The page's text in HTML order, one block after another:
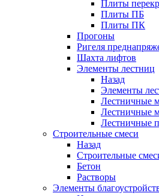
Плиты
Плиты ПБ
Плиты ПК
Прогоны
Ригеля
Шахта лифтов
Элементы лестниц
Назад
Элементы
Лестничные
Лестничные
Строительные смеси
Назад
Строительные
Бетон
Растворы
Элементы